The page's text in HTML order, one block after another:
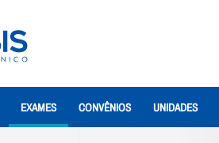
EXAMES CONVÊNIOS UNIDADES